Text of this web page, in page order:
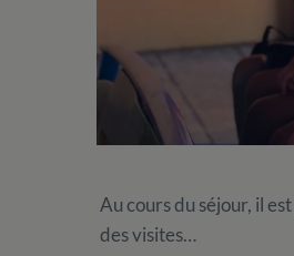
Au cours du séjour, il
des visites…